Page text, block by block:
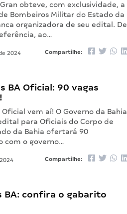
obteve, com exclusividade, a
Bombeiros Militar do Estado da
organizadora de seu edital. De
ao…
2024 Compartilhe:
BA Oficial: 90 vagas
vem aí! O Governo da Bahia
para Oficiais do Corpo de
da Bahia ofertará 90
com o governo…
Compartilhe:
BA: confira o gabarito